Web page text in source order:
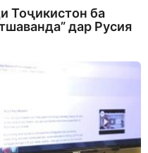
Тоҷикистон ба
дар Русия